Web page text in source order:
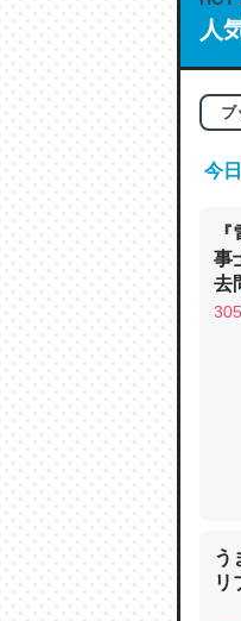
人
ブ
今
事
去
べ
う
リ